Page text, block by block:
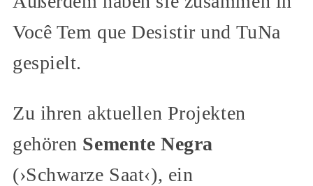
Você Tem que Desistir und TuNa
gespielt.
Zu ihren aktuellen Projekten
gehören Semente Negra
(›Schwarze Saat‹), ein